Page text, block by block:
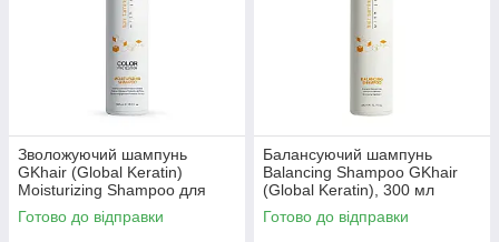
Зволожуючий шампунь
GKhair (Global Keratin)
Moisturizing Shampoo для
сухого і пошкодженого
волосся 300 мл
Готово до відправки
Балансуючий шампунь
Balancing Shampoo GKhair
(Global Keratin), 300 мл
Готово до відправки